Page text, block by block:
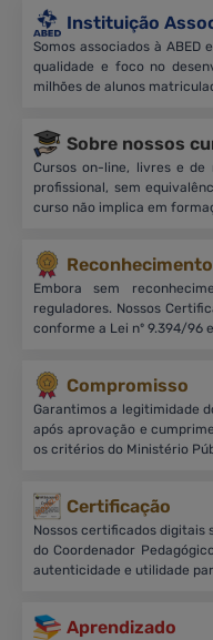
Instituição
Somos associados à
qualidade e foco no
milhões de alunos
Sobre nossos
Cursos on-line, livres e de
profissional, sem
curso não implica em
Embora sem
reguladores. Nossos
conforme a Lei nº 9.394/96
Compromisso
Garantimos a legitimidade
após aprovação e
os critérios do Ministério
Certificação
Nossos certificados digitais
do Coordenador
autenticidade e utilidade
Aprendizado